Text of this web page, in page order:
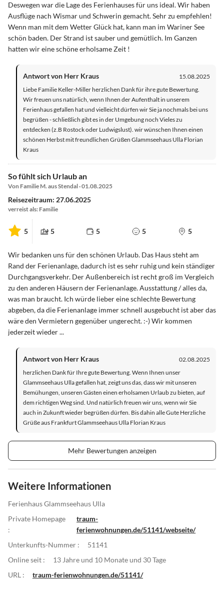
Deswegen war die Lage des Ferienhauses für uns ideal. Wir haben
Ausflüge nach Wismar und Schwerin gemacht. Sehr zu empfehlen!
Wenn man mit dem Wetter Glück hat, kann man im Wariner See
schön baden. Der Strand ist sauber und gemütlich. Im Ganzen
hatten wir eine schöne erholsame Zeit !
Antwort von Herr Kraus
15.08.2025
Liebe Familie Keller-Miller herzlichen Dank für ihre gute Bewertung.
Wir freuen uns natürlich, wenn Ihnen der Aufenthalt in unserem
Ferienhaus gefallen hat und vielleicht dürfen wir Sie ja nochmals bei uns
begrüßen - schließlich gibt es in der Umgebung noch Vieles zu
entdecken (z.B Rostock oder Ludwigslust). wir wünschen Ihnen einen
schönen Herbst mit freundlichen Grüßen Glammseehaus Ulla Florian
Kraus
So fühlt sich Urlaub an
Von Familie M. aus Stendal · 01.08.2025
Reisezeitraum: 27.06.2025
verreist als: Familie
5 5 5 5 5
Wir bedanken uns für den schönen Urlaub. Das Haus steht am
Rand der Ferienanlage, dadurch ist es sehr ruhig und kein ständiger
Durchgangsverkehr. Der Außenbereich ist recht groß im Vergleich
zu den anderen Häusern der Ferienanlage. Ausstattung / alles da,
was man braucht. Ich würde lieber eine schlechte Bewertung
abgeben, da die Ferienanlage immer schnell ausgebucht ist aber das
wäre den Vermietern gegenüber ungerecht. :-) Wir kommen
jederzeit wieder ...
Antwort von Herr Kraus
02.08.2025
herzlichen Dank für Ihre gute Bewertung. Wenn Ihnen unser
Glammseehaus Ulla gefallen hat, zeigt uns das, dass wir mit unseren
Bemühungen, unseren Gästen einen erholsamen Urlaub zu bieten, auf
dem richtigen Weg sind. Und natürlich freuen wir uns, wenn wir Sie
auch in Zukunft wieder begrüßen dürfen. Bis dahin alle Gute Herzliche
Grüße aus Frankfurt Glammseehaus Ulla Florian Kraus
Mehr Bewertungen anzeigen
Weitere Informationen
Ferienhaus Glammseehaus Ulla
Private Homepage
:
traum-
ferienwohnungen.de/51141/webseite/
Unterkunfts-Nummer :
51141
Online seit :
13 Jahre und 10 Monate und 30 Tage
URL :
traum-ferienwohnungen.de/51141/